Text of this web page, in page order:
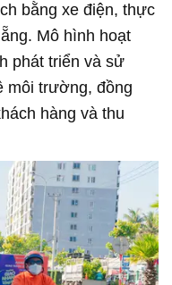
bằng xe điện, thực
Mô hình hoạt
phát triển và sử
môi trường, đồng
hàng và thu